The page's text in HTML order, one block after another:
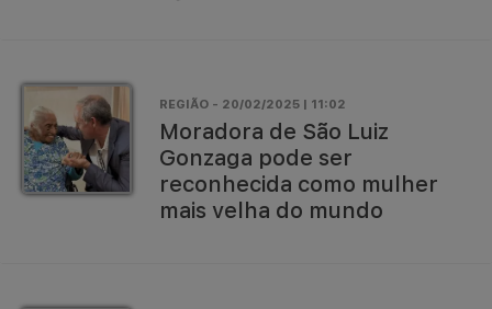
REGIÃO - 20/02/2025 | 11:02
Moradora de São Luiz
Gonzaga pode ser
reconhecida como mulher
mais velha do mundo